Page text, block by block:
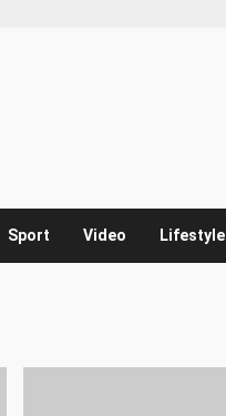
Sport Video Lifestyle